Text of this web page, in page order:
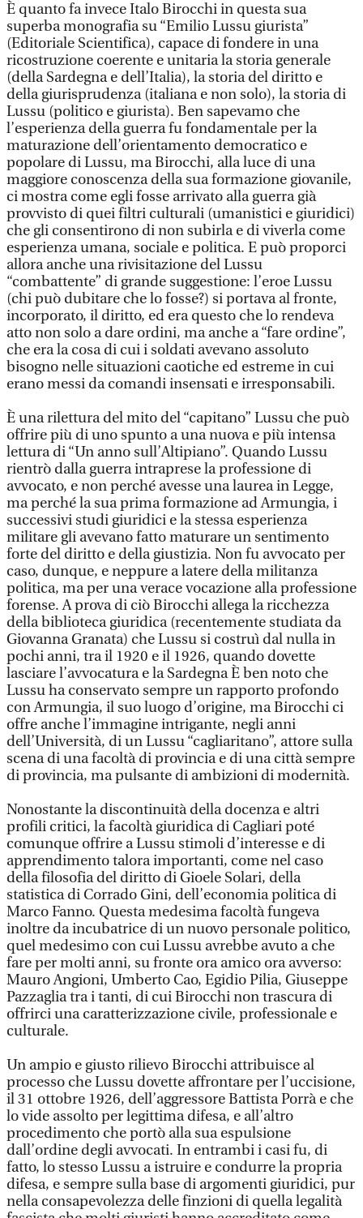
È quanto fa invece Italo Birocchi in questa sua
superba monografia su “Emilio Lussu giurista”
(Editoriale Scientifica), capace di fondere in una
ricostruzione coerente e unitaria la storia generale
(della Sardegna e dell’Italia), la storia del diritto e
della giurisprudenza (italiana e non solo), la storia di
Lussu (politico e giurista). Ben sapevamo che
l’esperienza della guerra fu fondamentale per la
maturazione dell’orientamento democratico e
popolare di Lussu, ma Birocchi, alla luce di una
maggiore conoscenza della sua formazione giovanile,
ci mostra come egli fosse arrivato alla guerra già
provvisto di quei filtri culturali (umanistici e giuridici)
che gli consentirono di non subirla e di viverla come
esperienza umana, sociale e politica. E può proporci
allora anche una rivisitazione del Lussu
“combattente” di grande suggestione: l’eroe Lussu
(chi può dubitare che lo fosse?) si portava al fronte,
incorporato, il diritto, ed era questo che lo rendeva
atto non solo a dare ordini, ma anche a “fare ordine”,
che era la cosa di cui i soldati avevano assoluto
bisogno nelle situazioni caotiche ed estreme in cui
erano messi da comandi insensati e irresponsabili.
È una rilettura del mito del “capitano” Lussu che può
offrire più di uno spunto a una nuova e più intensa
lettura di “Un anno sull’Altipiano”. Quando Lussu
rientrò dalla guerra intraprese la professione di
avvocato, e non perché avesse una laurea in Legge,
ma perché la sua prima formazione ad Armungia, i
successivi studi giuridici e la stessa esperienza
militare gli avevano fatto maturare un sentimento
forte del diritto e della giustizia. Non fu avvocato per
caso, dunque, e neppure a latere della militanza
politica, ma per una verace vocazione alla professione
forense. A prova di ciò Birocchi allega la ricchezza
della biblioteca giuridica (recentemente studiata da
Giovanna Granata) che Lussu si costruì dal nulla in
pochi anni, tra il 1920 e il 1926, quando dovette
lasciare l’avvocatura e la Sardegna È ben noto che
Lussu ha conservato sempre un rapporto profondo
con Armungia, il suo luogo d’origine, ma Birocchi ci
offre anche l’immagine intrigante, negli anni
dell’Università, di un Lussu “cagliaritano”, attore sulla
scena di una facoltà di provincia e di una città sempre
di provincia, ma pulsante di ambizioni di modernità.
Nonostante la discontinuità della docenza e altri
profili critici, la facoltà giuridica di Cagliari poté
comunque offrire a Lussu stimoli d’interesse e di
apprendimento talora importanti, come nel caso
della filosofia del diritto di Gioele Solari, della
statistica di Corrado Gini, dell’economia politica di
Marco Fanno. Questa medesima facoltà fungeva
inoltre da incubatrice di un nuovo personale politico,
quel medesimo con cui Lussu avrebbe avuto a che
fare per molti anni, su fronte ora amico ora avverso:
Mauro Angioni, Umberto Cao, Egidio Pilia, Giuseppe
Pazzaglia tra i tanti, di cui Birocchi non trascura di
offrirci una caratterizzazione civile, professionale e
culturale.
Un ampio e giusto rilievo Birocchi attribuisce al
processo che Lussu dovette affrontare per l’uccisione,
il 31 ottobre 1926, dell’aggressore Battista Porrà e che
lo vide assolto per legittima difesa, e all’altro
procedimento che portò alla sua espulsione
dall’ordine degli avvocati. In entrambi i casi fu, di
fatto, lo stesso Lussu a istruire e condurre la propria
difesa, e sempre sulla base di argomenti giuridici, pur
nella consapevolezza delle finzioni di quella legalità